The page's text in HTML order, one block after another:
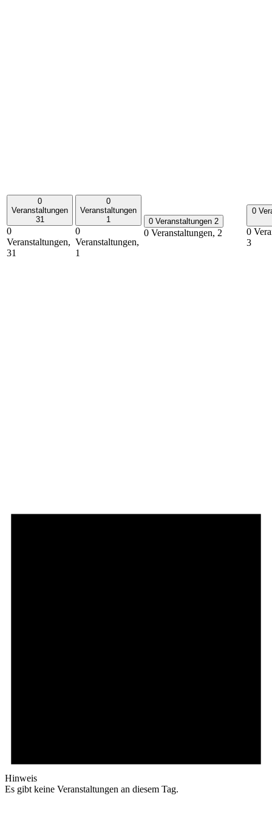
0
Veranstaltungen
31
0
Veranstaltungen,
31
0
Veranstaltungen
1
0
Veranstaltungen,
1
0 Veranstaltungen 2
0 Veranstaltungen, 2
0
0
3
Hinweis
Es gibt keine Veranstaltungen an diesem Tag.